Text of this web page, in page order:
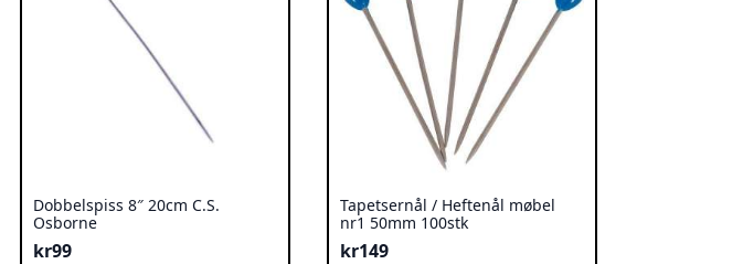
Dobbelspiss 8″ 20cm C.S.
Osborne
kr99
Tapetsernål / Heftenål møbel
nr1 50mm 100stk
kr149